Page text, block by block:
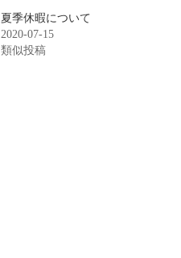
夏季休暇について
2020-07-15
類似投稿